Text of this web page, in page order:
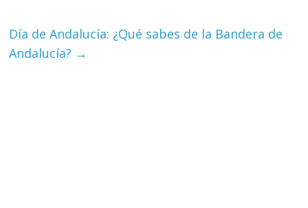
Día de Andalucía: ¿Qué sabes de la Bandera de
Andalucía? →